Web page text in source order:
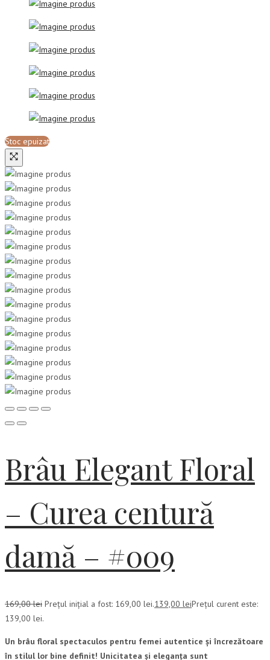
Stoc epuizat
Brâu Elegant Floral
– Curea centură
damă – #009
169,00lei Prețul inițial a fost: 169,00 lei.139,00 leiPrețul curent este:
139,00 lei.
Un brâu floral spectaculos pentru femei autentice și încrezătoare
în stilul lor bine definit! Unicitatea și eleganța sunt